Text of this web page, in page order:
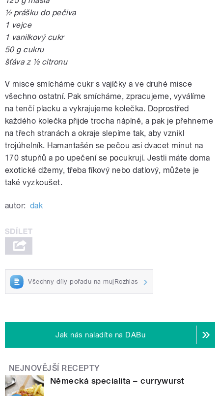
½ prášku do pečiva
1 vejce
1 vanilkový cukr
50 g cukru
šťáva z ½ citronu
V misce smícháme cukr s vajíčky a ve druhé misce
všechno ostatní. Pak smícháme, zpracujeme, vyválíme
na tenčí placku a vykrajujeme kolečka. Doprostřed
každého kolečka přijde trocha náplně, a pak je přehneme
na třech stranách a okraje slepíme tak, aby vznikl
trojúhelník. Hamantašén se pečou asi dvacet minut na
170 stupňů a po upečení se pocukrují. Jestli máte doma
exotické džemy, třeba fíkový nebo datlový, můžete je
také vyzkoušet.
autor: dak
Všechny díly pořadu na mujRozhlas
Jak nás naladíte na DABu
NEJNOVĚJŠÍ RECEPTY
Německá specialita – currywurst